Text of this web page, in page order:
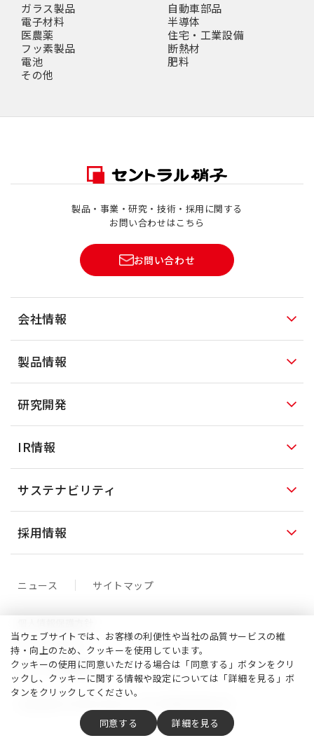
ガラス製品
自動車部品
電子材料
半導体
医農薬
住宅・工業設備
フッ素製品
断熱材
電池
肥料
その他
製品・事業・研究・技術・採用に関する
お問い合わせはこちら
お問い合わせ
会社情報
製品情報
研究開発
IR情報
サステナビリティ
採用情報
ニュース サイトマップ
クッキーポリシー
サイトご利用案内
当ウェブサイトでは、お客様の利便性や当社の品質サービスの維
持・向上のため、クッキーを使用しています。
クッキーの使用に同意いただける場合は「同意する」ボタンをクリ
ックし、クッキーに関する情報や設定については「詳細を見る」ボ
タンをクリックしてください。
同意する 詳細を見る